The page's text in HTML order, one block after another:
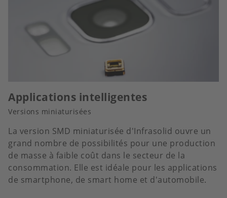
Applications intelligentes
Versions miniaturisées
La version SMD miniaturisée d'Infrasolid ouvre un
grand nombre de possibilités pour une production
de masse à faible coût dans le secteur de la
consommation. Elle est idéale pour les applications
de smartphone, de smart home et d'automobile.